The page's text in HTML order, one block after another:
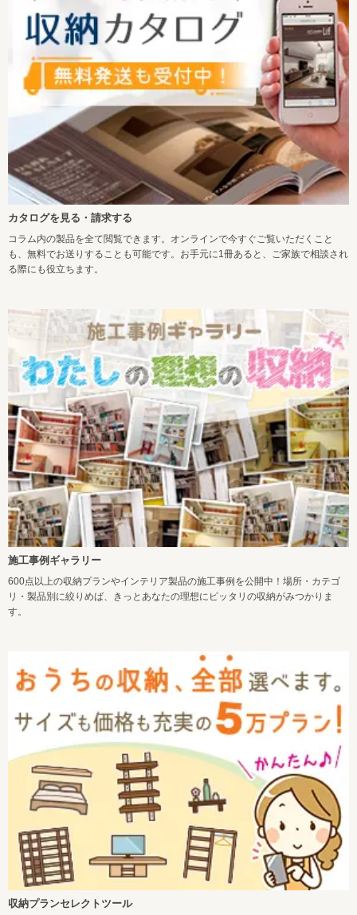
カタログを見る・請求する
コラム内の製品を全て閲覧できます。オンラインで今すぐご覧いただくこと
も、無料でお送りすることも可能です。お手元に1冊あると、ご家族で相談され
る際にも役立ちます。
施工事例ギャラリー
600点以上の収納プランやインテリア製品の施工事例を公開中！場所・カテゴ
リ・製品別に絞りめば、きっとあなたの理想にピッタリの収納がみつかりま
す。
収納プランセレクトツール